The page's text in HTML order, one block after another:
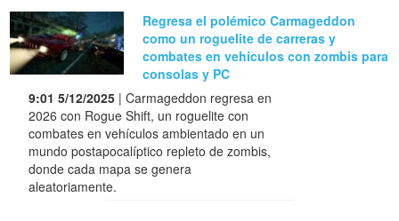
Regresa el polémico Carmageddon
como un roguelite de carreras y
combates en vehículos con zombis para
consolas y PC
9:01 5/12/2025 | Carmageddon regresa en
2026 con Rogue Shift, un roguelite con
combates en vehículos ambientado en un
mundo postapocalíptico repleto de zombis,
donde cada mapa se genera
aleatoriamente.